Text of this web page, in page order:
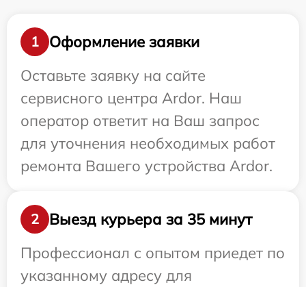
1
Оформление заявки
Оставьте заявку на сайте
сервисного центра Ardor. Наш
оператор ответит на Ваш запрос
для уточнения необходимых работ
ремонта Вашего устройства Ardor.
2
Выезд курьера за 35 минут
Профессионал с опытом приедет по
указанному адресу для